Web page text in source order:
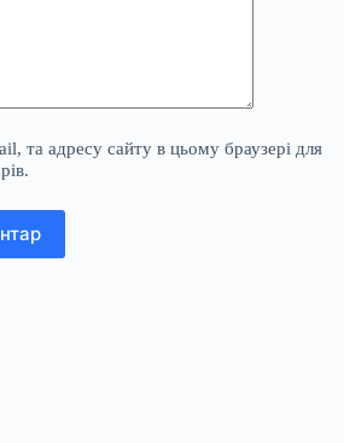
та адресу сайту в цьому браузері для